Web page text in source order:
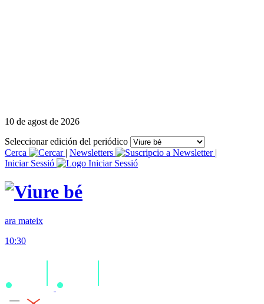
10 de agost de 2026
Seleccionar edición del periódico
Cerca
| Newsletters
|
Iniciar Sessió
ara mateix
10:30